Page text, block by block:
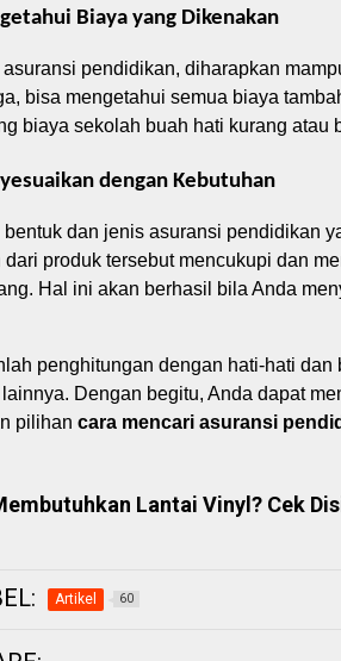
Biaya yang Dikenakan
pendidikan, diharapkan
bisa mengetahui semua biaya
biaya sekolah buah hati kurang
dengan Kebutuhan
dan jenis asuransi pendidikan
dari produk tersebut mencukupi dan
Hal ini akan berhasil bila Anda
penghitungan dengan hati-hati
Dengan begitu, Anda dapat
pilihan cara mencari asuransi
Lantai Vinyl? Cek
Artikel 60